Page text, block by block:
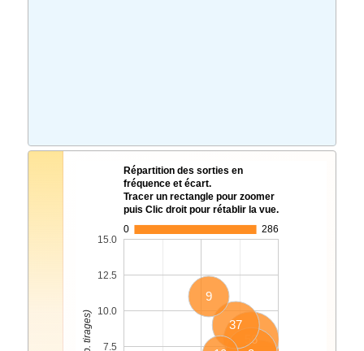
Répartition des sorties en
fréquence et écart.
Tracer un rectangle pour zoomer
puis Clic droit pour rétablir la vue.
0
286
56
37
9
7.5
10.0
12.5
15.0